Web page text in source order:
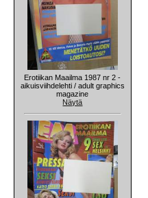
Erotiikan Maailma 1987 nr 2 -
aikuisviihdelehti / adult graphics
magazine
Näytä